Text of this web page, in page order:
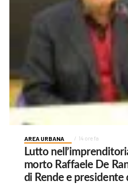
AREA URBANA 14 ore fa
Lutto
morto Raffaele De
di Rende e presidente